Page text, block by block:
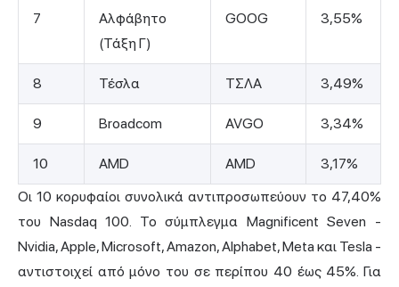
7
Αλφάβητο
(Τάξη Γ)
GOOG 3,55%
8 Τέσλα ΤΣΛΑ 3,49%
9 Broadcom AVGO 3,34%
10 AMD AMD
3,17%
Οι 10 κορυφαίοι συνολικά αντιπροσωπεύουν το 47,40%
του Nasdaq 100. Το σύμπλεγμα Magnificent Seven -
Nvidia, Apple, Microsoft, Amazon, Alphabet, Meta και Tesla -
αντιστοιχεί από μόνο του σε περίπου 40 έως 45%. Για